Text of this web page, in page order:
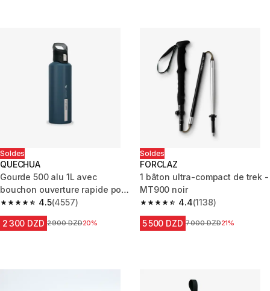
Soldes
QUECHUA
Gourde 500 alu 1L avec
bouchon ouverture rapide pour
la randonnée - Bleu
4.5
4.5 out of 5 stars from 4557 reviews
(4557)
2 300 DZD Prix avant la réduction
2 900 DZD20%
Soldes
FORCLAZ
1 bâton ultra-compact de trek -
MT900 noir
4.4
4.4 out of 5 stars from 1138
(1138)
5 500 DZD Prix avant la réduction
7 000 DZD21%